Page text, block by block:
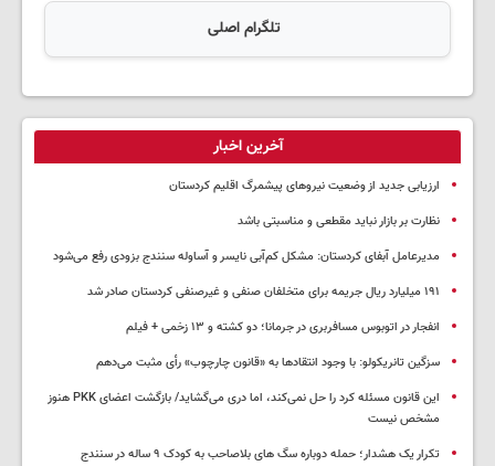
تلگرام اصلی
آخرین اخبار
ارزیابی جدید از وضعیت نیروهای پیشمرگ اقلیم کردستان
نظارت بر بازار نباید مقطعی و مناسبتی باشد
مدیرعامل آبفای کردستان: مشکل کم‌آبی نایسر و آساوله سنندج بزودی رفع می‌شود
۱۹۱ میلیارد ریال جریمه برای متخلفان صنفی و غیرصنفی کردستان صادر شد
انفجار در اتوبوس مسافربری در جرمانا؛ دو کشته و ۱۳ زخمی + فیلم
سزگین تانریکولو: با وجود انتقادها به «قانون چارچوب» رأی مثبت می‌دهم
این قانون مسئله کرد را حل نمی‌کند، اما دری می‌گشاید/ بازگشت اعضای PKK هنوز
مشخص نیست
تکرار یک هشدار؛ حمله دوباره سگ های بلاصاحب به کودک ۹ ساله در سنندج